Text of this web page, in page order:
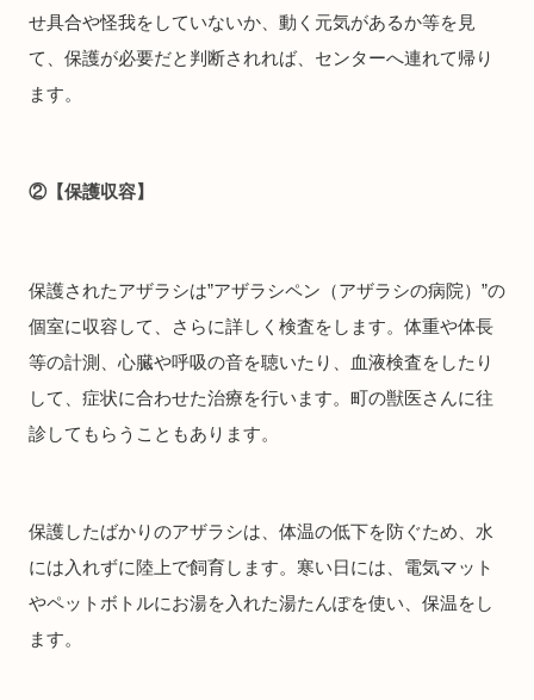
せ具合や怪我をしていないか、動く元気があるか等を見
て、保護が必要だと判断されれば、センターへ連れて帰り
ます。
②【保護収容】
保護されたアザラシは”アザラシペン（アザラシの病院）”の
個室に収容して、さらに詳しく検査をします。体重や体長
等の計測、心臓や呼吸の音を聴いたり、血液検査をしたり
して、症状に合わせた治療を行います。町の獣医さんに往
診してもらうこともあります。
保護したばかりのアザラシは、体温の低下を防ぐため、水
には入れずに陸上で飼育します。寒い日には、電気マット
やペットボトルにお湯を入れた湯たんぽを使い、保温をし
ます。